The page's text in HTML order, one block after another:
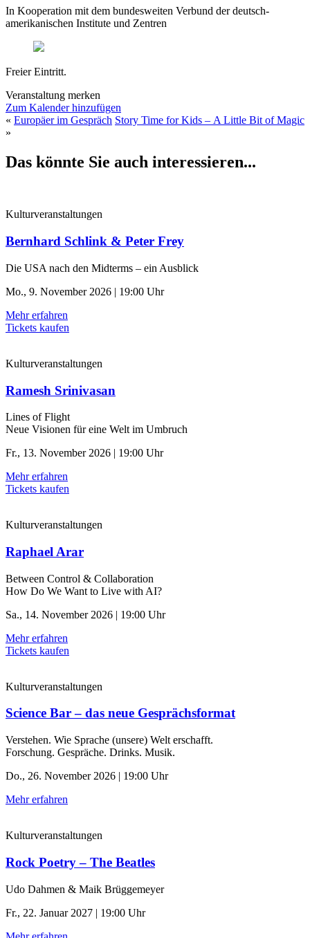
In Kooperation mit dem bundesweiten Verbund der deutsch-
amerikanischen Institute und Zentren
Freier Eintritt.
Veranstaltung merken
Zum Kalender hinzufügen
« Europäer im Gespräch Story Time for Kids – A Little Bit of Magic
»
Das könnte Sie auch interessieren...
Kulturveranstaltungen
Bernhard Schlink & Peter Frey
Die USA nach den Midterms – ein Ausblick
Mo., 9. November 2026 | 19:00 Uhr
Mehr erfahren
Tickets kaufen
Kulturveranstaltungen
Ramesh Srinivasan
Lines of Flight
Neue Visionen für eine Welt im Umbruch
Fr., 13. November 2026 | 19:00 Uhr
Mehr erfahren
Tickets kaufen
Kulturveranstaltungen
Raphael Arar
Between Control & ­Collaboration
How Do We Want to Live with AI?
Sa., 14. November 2026 | 19:00 Uhr
Mehr erfahren
Tickets kaufen
Kulturveranstaltungen
Science Bar – das neue Gesprächsformat
Verstehen. Wie Sprache (unsere) Welt erschafft.
Forschung. Gespräche. Drinks. Musik.
Do., 26. November 2026 | 19:00 Uhr
Mehr erfahren
Kulturveranstaltungen
Rock Poetry – The Beatles
Udo Dahmen & Maik Brüggemeyer
Fr., 22. Januar 2027 | 19:00 Uhr